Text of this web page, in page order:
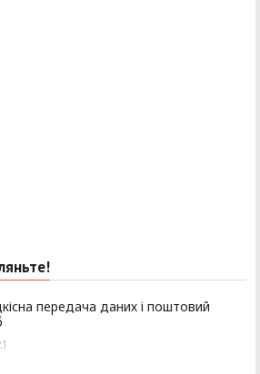
передача даних і поштовий